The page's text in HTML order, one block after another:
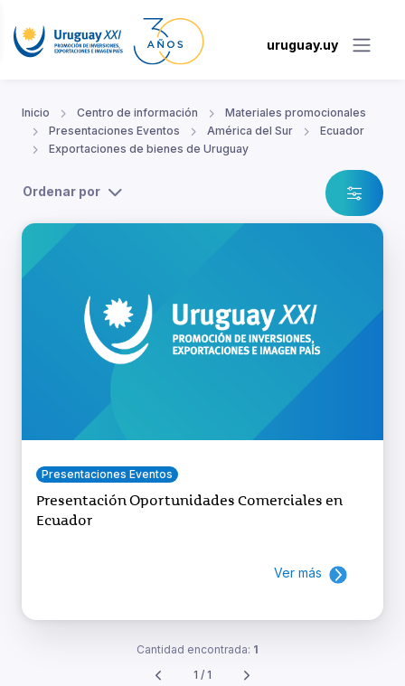
uruguay.uy
Inicio Centro de información
Materiales promocionales
Presentaciones Eventos
América del Sur
Ecuador
Exportaciones de bienes de Uruguay
Ordenar por
Presentaciones Eventos
Presentación Oportunidades Comerciales en
Ecuador
Ver más
Cantidad encontrada: 1
1 / 1